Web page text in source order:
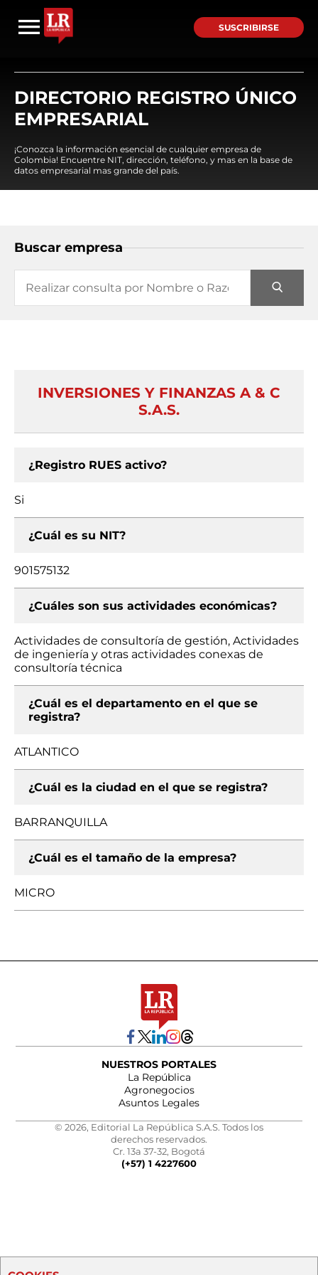
SUSCRIBIRSE
DIRECTORIO REGISTRO ÚNICO
EMPRESARIAL
¡Conozca la información esencial de cualquier empresa de
Colombia! Encuentre NIT, dirección, teléfono, y mas en la base de
datos empresarial mas grande del país.
Buscar empresa
INVERSIONES Y FINANZAS A & C
S.A.S.
¿Registro RUES activo?
Si
¿Cuál es su NIT?
901575132
¿Cuáles son sus actividades económicas?
Actividades de consultoría de gestión, Actividades
de ingeniería y otras actividades conexas de
consultoría técnica
¿Cuál es el departamento en el que se
registra?
ATLANTICO
¿Cuál es la ciudad en el que se registra?
BARRANQUILLA
¿Cuál es el tamaño de la empresa?
MICRO
NUESTROS PORTALES
La República
Agronegocios
Asuntos Legales
© 2026, Editorial La República S.A.S. Todos los
derechos reservados.
Cr. 13a 37-32, Bogotá
(+57) 1 4227600